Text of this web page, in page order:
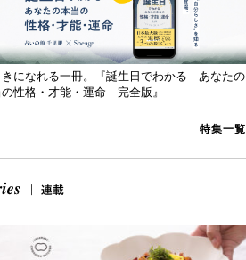
きになれる一冊。『誕生日でわかる あなたの
性格・才能・運命 完全版』
特集一覧